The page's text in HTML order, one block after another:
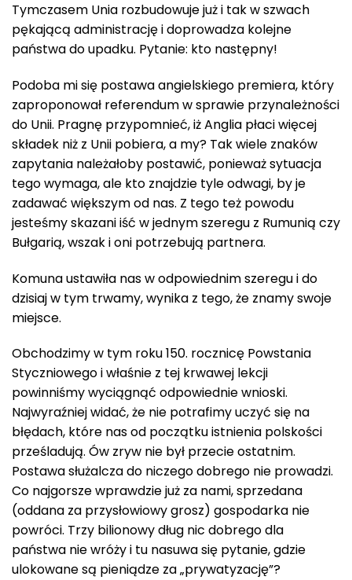
Tymczasem Unia rozbudowuje już i tak w szwach
pękającą administrację i doprowadza kolejne
państwa do upadku. Pytanie: kto następny!
Podoba mi się postawa angielskiego premiera, który
zaproponował referendum w sprawie przynależności
do Unii. Pragnę przypomnieć, iż Anglia płaci więcej
składek niż z Unii pobiera, a my? Tak wiele znaków
zapytania należałoby postawić, ponieważ sytuacja
tego wymaga, ale kto znajdzie tyle odwagi, by je
zadawać większym od nas. Z tego też powodu
jesteśmy skazani iść w jednym szeregu z Rumunią czy
Bułgarią, wszak i oni potrzebują partnera.
Komuna ustawiła nas w odpowiednim szeregu i do
dzisiaj w tym trwamy, wynika z tego, że znamy swoje
miejsce.
Obchodzimy w tym roku 150. rocznicę Powstania
Styczniowego i właśnie z tej krwawej lekcji
powinniśmy wyciągnąć odpowiednie wnioski.
Najwyraźniej widać, że nie potrafimy uczyć się na
błędach, które nas od początku istnienia polskości
prześladują. Ów zryw nie był przecie ostatnim.
Postawa służalcza do niczego dobrego nie prowadzi.
Co najgorsze wprawdzie już za nami, sprzedana
(oddana za przysłowiowy grosz) gospodarka nie
powróci. Trzy bilionowy dług nic dobrego dla
państwa nie wróży i tu nasuwa się pytanie, gdzie
ulokowane są pieniądze za „prywatyzację”?